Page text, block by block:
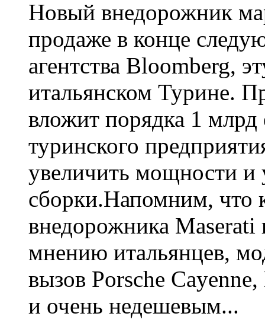
Новый внедорожник
продаже в конце
агентства Bloomberg,
итальянском Турине.
вложит порядка 1 млрд
туринского
увеличить мощности и
сборки.Напомним, что
внедорожника Maserati
мнению итальянцев,
вызов Porsche
и очень недешевым...